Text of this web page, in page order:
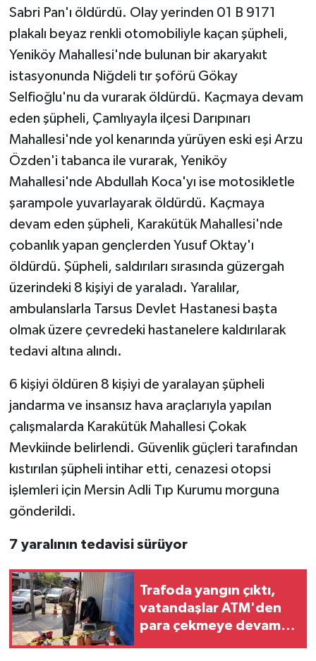
Sabri Pan'ı öldürdü. Olay yerinden 01 B 9171
plakalı beyaz renkli otomobiliyle kaçan şüpheli,
Yeniköy Mahallesi'nde bulunan bir akaryakıt
istasyonunda Niğdeli tır şoförü Gökay
Selfioğlu'nu da vurarak öldürdü. Kaçmaya devam
eden şüpheli, Çamlıyayla ilçesi Darıpınarı
Mahallesi'nde yol kenarında yürüyen eski eşi Arzu
Özden'i tabanca ile vurarak, Yeniköy
Mahallesi'nde Abdullah Koca'yı ise motosikletle
şarampole yuvarlayarak öldürdü. Kaçmaya
devam eden şüpheli, Karakütük Mahallesi'nde
çobanlık yapan gençlerden Yusuf Oktay'ı
öldürdü. Şüpheli, saldırıları sırasında güzergah
üzerindeki 8 kişiyi de yaraladı. Yaralılar,
ambulanslarla Tarsus Devlet Hastanesi başta
olmak üzere çevredeki hastanelere kaldırılarak
tedavi altına alındı.
6 kişiyi öldüren 8 kişiyi de yaralayan şüpheli
jandarma ve insansız hava araçlarıyla yapılan
çalışmalarda Karakütük Mahallesi Çokak
Mevkiinde belirlendi. Güvenlik güçleri tarafından
kıstırılan şüpheli intihar etti, cenazesi otopsi
işlemleri için Mersin Adli Tıp Kurumu morguna
gönderildi.
7 yaralının tedavisi sürüyor
Trafoda yangın çıktı,
vatandaşlar ATM'den
para çekmeye devam